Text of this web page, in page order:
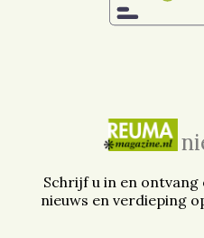
Schrijf u in en
nieuws en verdieping